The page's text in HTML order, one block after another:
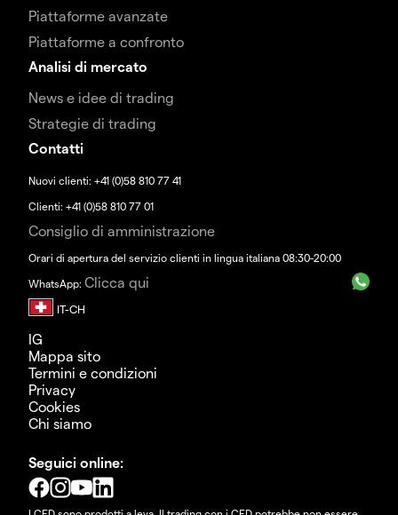
Piattaforme avanzate
Piattaforme a confronto
Analisi di mercato
News e idee di trading
Strategie di trading
Contatti
Nuovi clienti: +41 (0)58 810 77 41
Clienti: +41 (0)58 810 77 01
Consiglio di amministrazione
Orari di apertura del servizio clienti in lingua italiana 08:30-20:00
WhatsApp: Clicca qui
IG
Mappa sito
Termini e condizioni
Privacy
Cookies
Chi siamo
Seguici online: